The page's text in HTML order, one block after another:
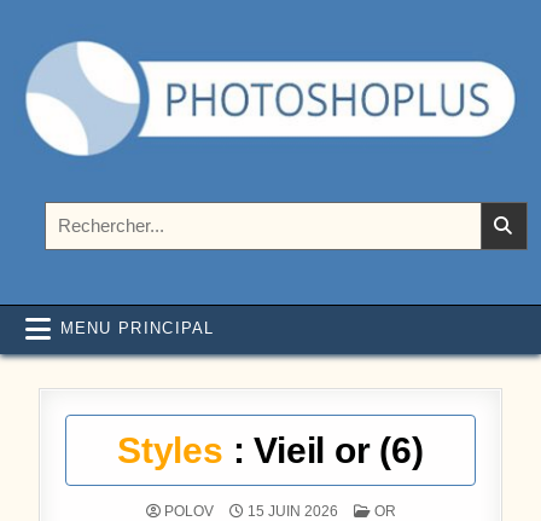
Photoshoplus
MENU PRINCIPAL
Styles : Vieil or (6)
POLOV 15 JUIN 2026 POSTÉ DANS
OR